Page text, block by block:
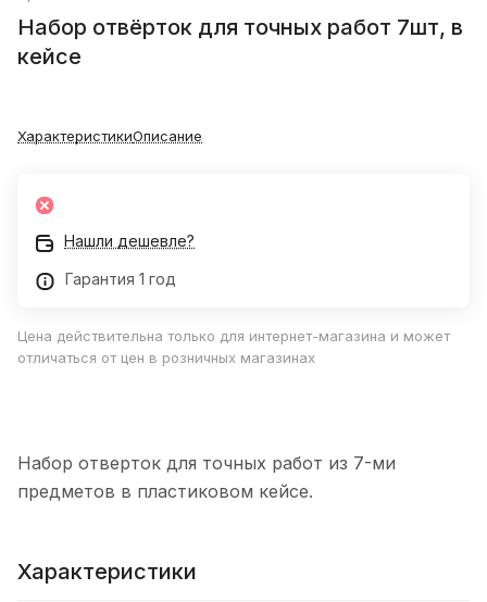
Набор отвёрток для точных работ 7шт, в
кейсе
ХарактеристикиОписание
Нашли дешевле?
Гарантия 1 год
Цена действительна только для интернет-магазина и может
отличаться от цен в розничных магазинах
Набор отверток для точных работ из 7-ми
предметов в пластиковом кейсе.
Характеристики